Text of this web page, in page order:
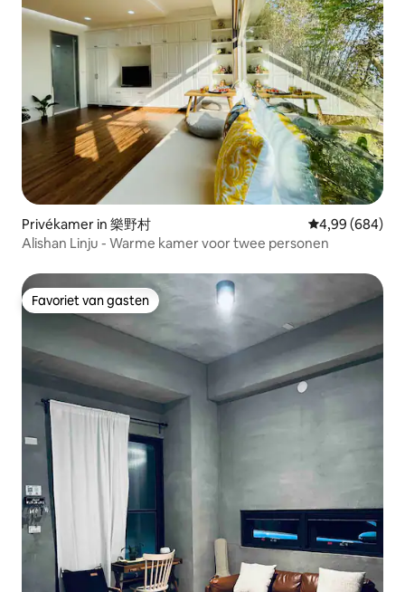
Privékamer in 樂野村 Gemiddelde
4,99 (684)
Alishan Linju - Warme kamer voor twee personen
Favoriet van gasten
Favoriet van gasten